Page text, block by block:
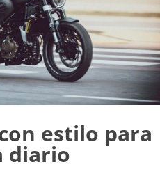
estilo para
diario